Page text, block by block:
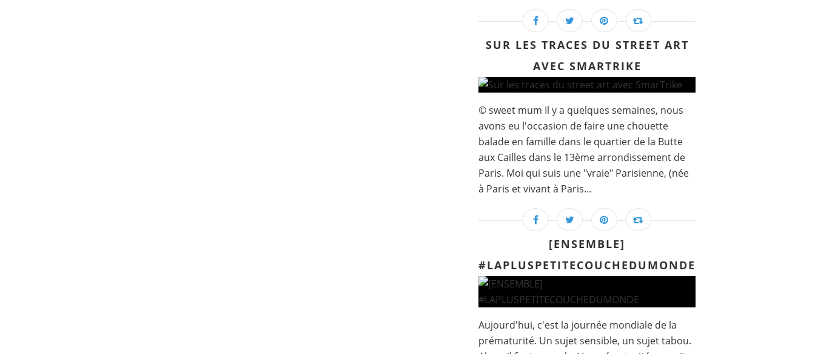
SUR LES TRACES DU STREET ART
AVEC SMARTRIKE
© sweet mum Il y a quelques semaines, nous
avons eu l'occasion de faire une chouette
balade en famille dans le quartier de la Butte
aux Cailles dans le 13ème arrondissement de
Paris. Moi qui suis une "vraie" Parisienne, (née
à Paris et vivant à Paris...
[ENSEMBLE]
#LAPLUSPETITECOUCHEDUMONDE
Aujourd'hui, c'est la journée mondiale de la
prématurité. Un sujet sensible, un sujet tabou.